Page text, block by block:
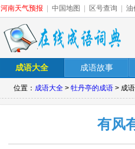
河南天气预报 中国地图 区号查询 油
成语大全 成语故事
位置： 成语大全 > 牡丹亭的成语 > 成
有风